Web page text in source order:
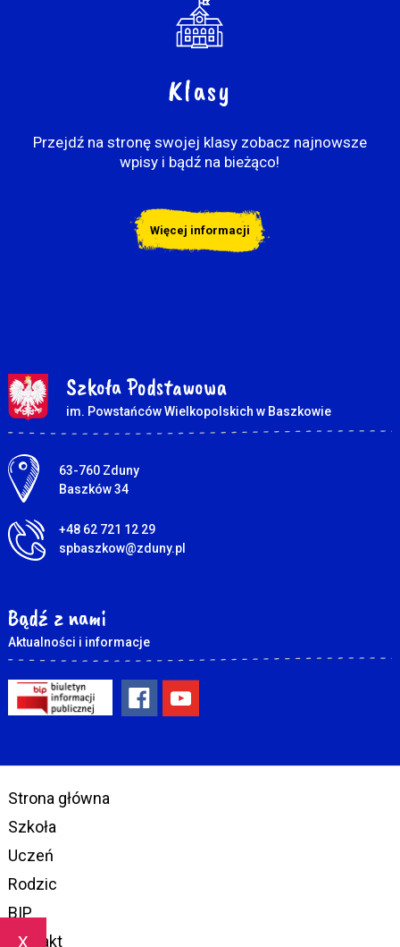
x
Klasy
Przejdź na stronę swojej klasy zobacz najnowsze
wpisy i bądź na bieżąco!
Więcej informacji
Szkoła Podstawowa
im. Powstańców Wielkopolskich w Baszkowie
Adres pocztowy:
63-760 Zduny
Baszków 34
+48 62 721 12 29
spbaszkow@zduny.pl
Bądź z nami
Aktualności i informacje
Strona główna
Szkoła
Uczeń
Rodzic
BIP
Kontakt